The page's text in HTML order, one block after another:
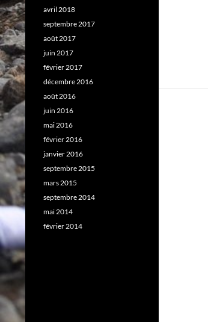
avril 2018
septembre 2017
août 2017
juin 2017
février 2017
décembre 2016
août 2016
juin 2016
mai 2016
février 2016
janvier 2016
septembre 2015
mars 2015
septembre 2014
mai 2014
février 2014